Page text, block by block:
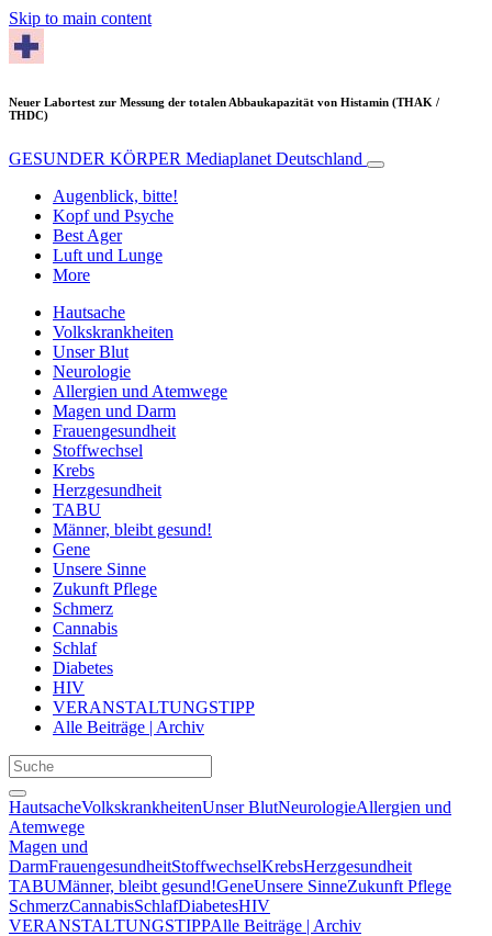
Skip to main content
Neuer Labortest zur Messung der totalen Abbaukapazität von Histamin (THAK /
THDC)
GESUNDER KÖRPER Mediaplanet Deutschland
Augenblick, bitte!
Kopf und Psyche
Best Ager
Luft und Lunge
More
Hautsache
Volkskrankheiten
Unser Blut
Neurologie
Allergien und Atemwege
Magen und Darm
Frauengesundheit
Stoffwechsel
Krebs
Herzgesundheit
TABU
Männer, bleibt gesund!
Gene
Unsere Sinne
Zukunft Pflege
Schmerz
Cannabis
Schlaf
Diabetes
HIV
VERANSTALTUNGSTIPP
Alle Beiträge | Archiv
HautsacheVolkskrankheitenUnser BlutNeurologieAllergien und
Atemwege
Magen und
DarmFrauengesundheitStoffwechselKrebsHerzgesundheit
TABUMänner, bleibt gesund!GeneUnsere SinneZukunft Pflege
SchmerzCannabisSchlafDiabetesHIV
VERANSTALTUNGSTIPPAlle Beiträge | Archiv